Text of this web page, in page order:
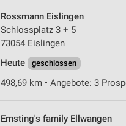
Rossmann Eislingen
Schlossplatz 3 + 5
73054 Eislingen
Heute
geschlossen
498,69 km • Angebote: 3
Ernsting's family Ellwangen